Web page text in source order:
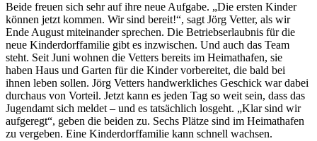
Beide freuen sich sehr auf ihre neue Aufgabe. „Die ersten Kinder
können jetzt kommen. Wir sind bereit!“, sagt Jörg Vetter, als wir
Ende August miteinander sprechen. Die Betriebserlaubnis für die
neue Kinderdorffamilie gibt es inzwischen. Und auch das Team
steht. Seit Juni wohnen die Vetters bereits im Heimathafen, sie
haben Haus und Garten für die Kinder vorbereitet, die bald bei
ihnen leben sollen. Jörg Vetters handwerkliches Geschick war dabei
durchaus von Vorteil. Jetzt kann es jeden Tag so weit sein, dass das
Jugendamt sich meldet – und es tatsächlich losgeht. „Klar sind wir
aufgeregt“, geben die beiden zu. Sechs Plätze sind im Heimathafen
zu vergeben. Eine Kinderdorffamilie kann schnell wachsen.